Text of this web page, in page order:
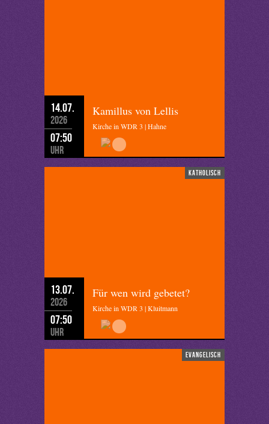
14.07.
2026
07:50
Uhr
Kamillus von Lellis
Kirche in WDR 3 | Hahne
katholisch
13.07.
2026
07:50
Uhr
Für wen wird gebetet?
Kirche in WDR 3 | Kluitmann
evangelisch